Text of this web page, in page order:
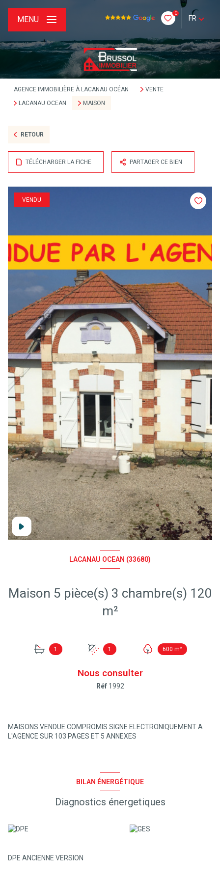
0
FR
MENU
AGENCE IMMOBILIÈRE À LACANAU OCÉAN
VENTE
LACANAU OCEAN
MAISON
RETOUR
TÉLÉCHARGER LA FICHE PARTAGER CE BIEN
VENDU
LACANAU OCEAN (33680)
Maison 5 pièce(s) 3 chambre(s) 120
m²
1 1 600 m²
Nous consulter
Réf 1992
MAISONS VENDUE COMPROMIS SIGNE ELECTRONIQUEMENT A
L'AGENCE SUR 103 PAGES ET 5 ANNEXES
BILAN ÉNERGÉTIQUE
Diagnostics énergetiques
DPE ANCIENNE VERSION